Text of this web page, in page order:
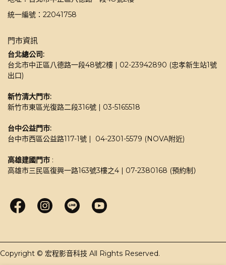
統一編號：22041758
門市資訊
台北總公司:
台北市中正區八德路一段48號2樓 | 02-23942890 (忠孝新生站1號
出口)
新竹清大門市:
新竹市東區光復路二段316號 | 03-5165518
台中公益門市:
台中市西區公益路117-1號 |  04-2301-5579 (NOVA附近)
高雄建國門市 :
高雄市三民區復興一路163號3樓之4 | 07-2380168 (預約制）